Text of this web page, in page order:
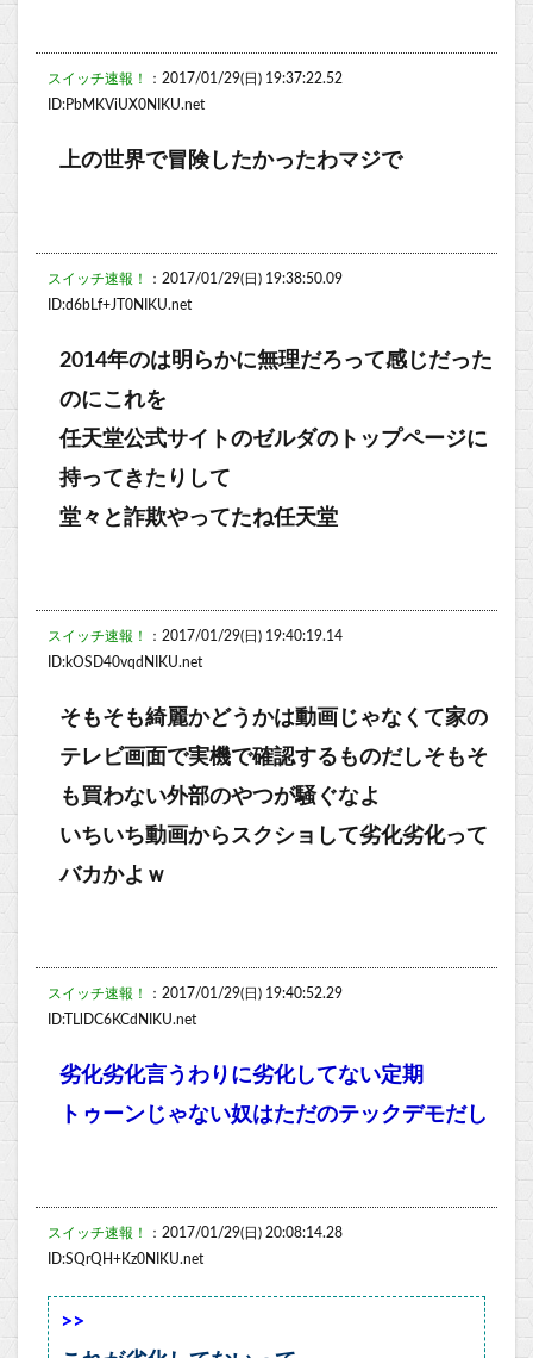
スイッチ速報！
：2017/01/29(日) 19:37:22.52
ID:PbMKViUX0NIKU.net
上の世界で冒険したかったわマジで
スイッチ速報！
：2017/01/29(日) 19:38:50.09
ID:d6bLf+JT0NIKU.net
2014年のは明らかに無理だろって感じだった
のにこれを
任天堂公式サイトのゼルダのトップページに
持ってきたりして
堂々と詐欺やってたね任天堂
スイッチ速報！
：2017/01/29(日) 19:40:19.14
ID:kOSD40vqdNIKU.net
そもそも綺麗かどうかは動画じゃなくて家の
テレビ画面で実機で確認するものだしそもそ
も買わない外部のやつが騒ぐなよ
いちいち動画からスクショして劣化劣化って
バカかよｗ
スイッチ速報！
：2017/01/29(日) 19:40:52.29
ID:TLlDC6KCdNIKU.net
劣化劣化言うわりに劣化してない定期
トゥーンじゃない奴はただのテックデモだし
スイッチ速報！
：2017/01/29(日) 20:08:14.28
ID:SQrQH+Kz0NIKU.net
>>